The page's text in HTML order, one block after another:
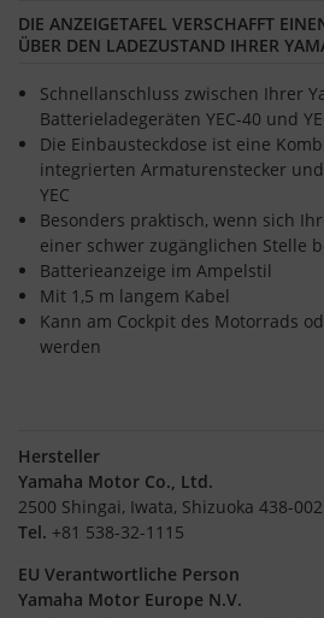
DIE ANZEIGETAFEL VERSCHAFFT
ÜBER DEN LADEZUSTAND IHRER
Schnellanschluss zwischen Ihrer
Batterieladegeräten YEC-40 und
Die Einbausteckdose ist eine
integrierten Armaturenstecker
YEC
Besonders praktisch, wenn sich
einer schwer zugänglichen Stelle
Batterieanzeige im Ampelstil
Mit 1,5 m langem Kabel
Kann am Cockpit des Motorrads
werden
Hersteller
Yamaha Motor Co., Ltd.
2500 Shingai, Iwata, Shizuoka 438-
Tel. +81 538-32-1115
EU Verantwortliche Person
Yamaha Motor Europe N.V.